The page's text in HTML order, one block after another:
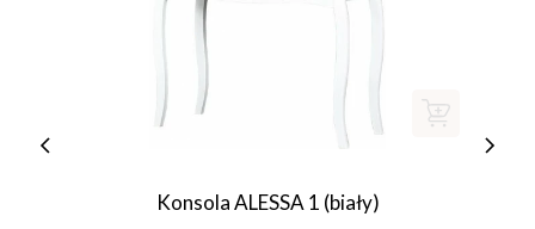
Konsola ALESSA 1 (biały)